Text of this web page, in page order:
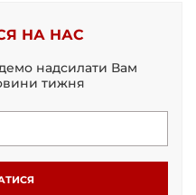
НА НАС
надсилати Вам
тижня